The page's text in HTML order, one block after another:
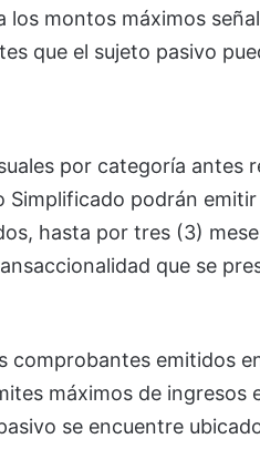
montos máximos
que el sujeto pasivo
por categoría antes
Simplificado podrán
hasta por tres (3)
que se
comprobantes emitidos
máximos de ingresos
se encuentre